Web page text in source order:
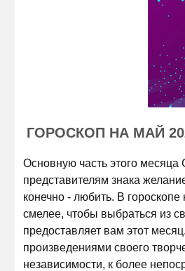
ГОРОСКОП НА МАЙ
Основную часть этого
представителям знака
конечно - любить. В
смелее, чтобы выбраться из
предоставляет вам этот
произведениями своего
независимости, к более